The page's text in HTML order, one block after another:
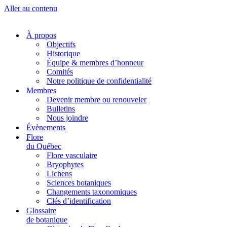
Aller au contenu
À propos
Objectifs
Historique
Équipe & membres d’honneur
Comités
Notre politique de confidentialité
Membres
Devenir membre ou renouveler
Bulletins
Nous joindre
Évènements
Flore
du Québec
Flore vasculaire
Bryophytes
Lichens
Sciences botaniques
Changements taxonomiques
Clés d’identification
Glossaire
de botanique